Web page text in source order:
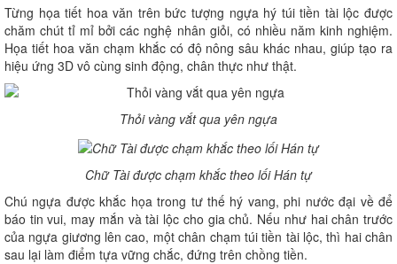
Từng họa tiết hoa văn trên bức tượng ngựa hý túi tiền tài lộc được
chăm chút tỉ mỉ bởi các nghệ nhân giỏi, có nhiều năm kinh nghiệm.
Họa tiết hoa văn chạm khắc có độ nông sâu khác nhau, giúp tạo ra
hiệu ứng 3D vô cùng sinh động, chân thực như thật.
Thỏi vàng vắt qua yên ngựa
Chữ Tài được chạm khắc theo lối Hán tự
Chú ngựa được khắc họa trong tư thế hý vang, phi nước đại về để
báo tin vui, may mắn và tài lộc cho gia chủ. Nếu như hai chân trước
của ngựa giương lên cao, một chân chạm túi tiền tài lộc, thì hai chân
sau lại làm điểm tựa vững chắc, đứng trên chồng tiền.